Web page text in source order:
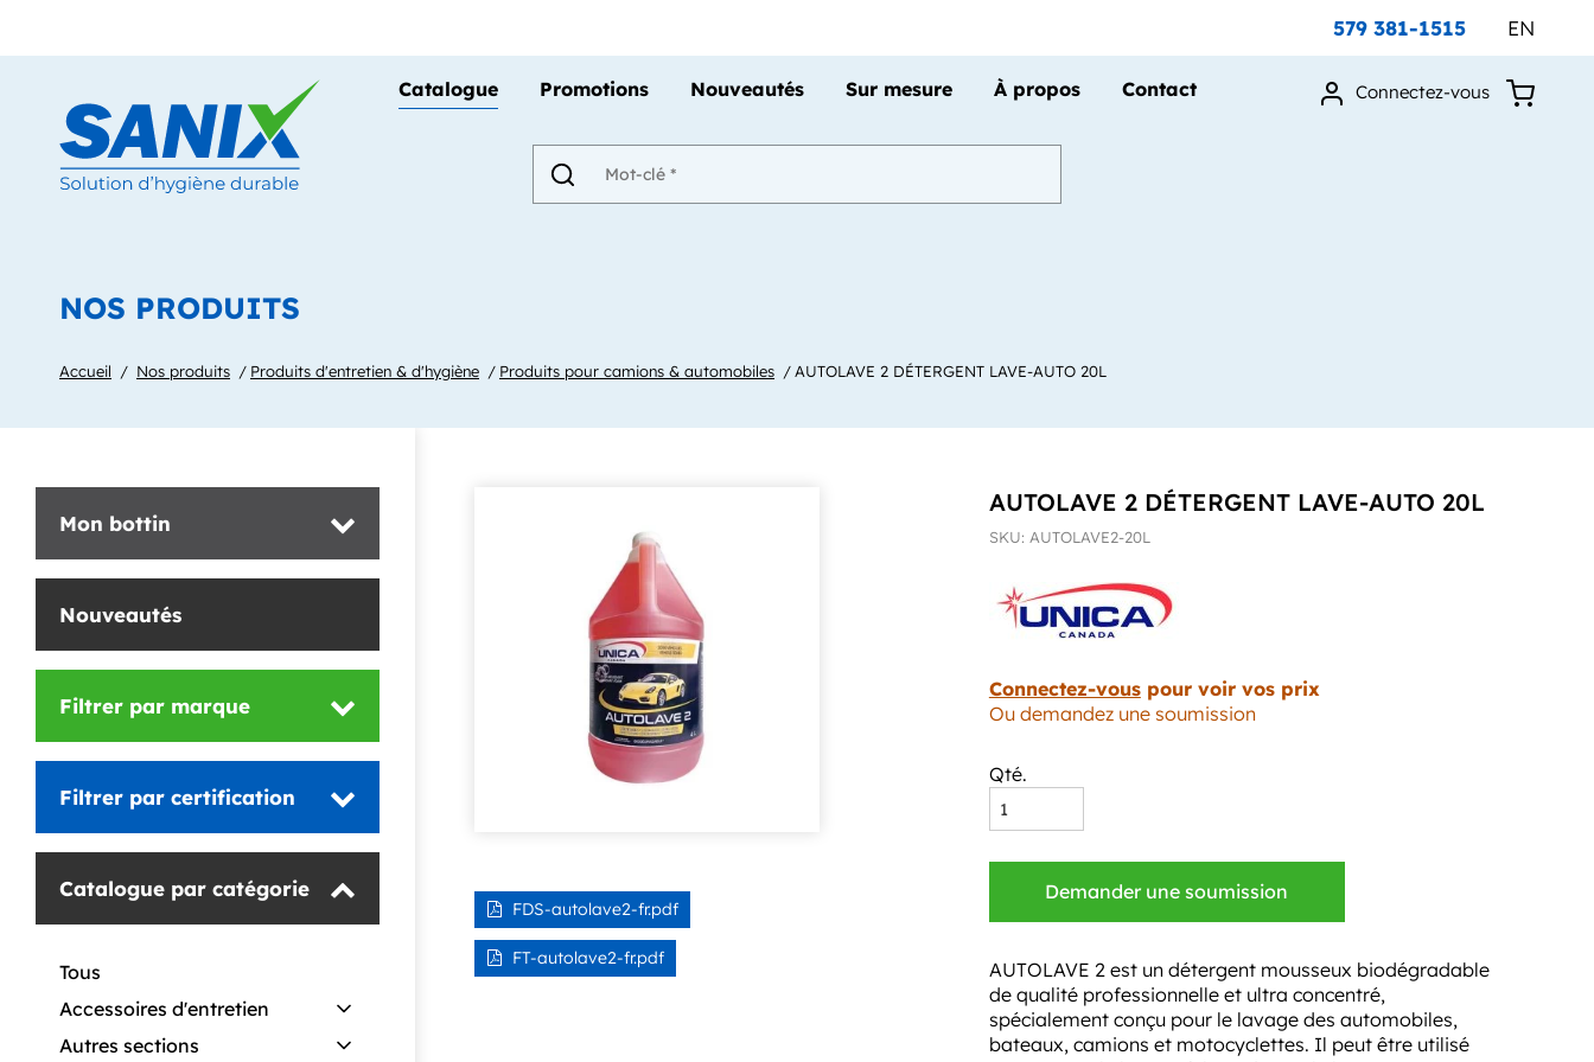
579 381-1515 EN
Catalogue Promotions Nouveautés Sur mesure À propos Contact Connectez-vous
NOS PRODUITS
Accueil Nos produits Produits d'entretien & d'hygiène Produits pour camions & automobiles AUTOLAVE 2 DÉTERGENT LAVE-AUTO 20L
Mon bottin
Nouveautés
Filtrer par marque
Filtrer par certification
Catalogue par catégorie
Tous
Accessoires d'entretien
Autres sections
AUTOLAVE 2 DÉTERGENT LAVE-AUTO 20L
SKU: AUTOLAVE2-20L
Connectez-vouspour voir vos prix
Ou demandez une soumission
Qté.
Demander une soumission
AUTOLAVE 2 est un détergent mousseux biodégradable
de qualité professionnelle et ultra concentré,
spécialement conçu pour le lavage des automobiles,
bateaux, camions et motocyclettes. Il peut être utilisé
FDS-autolave2-fr.pdf
FT-autolave2-fr.pdf